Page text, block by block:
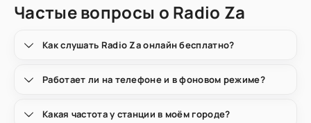
Частые вопросы о Radio Za
Как слушать Radio Za онлайн бесплатно?
Работает ли на телефоне и в фоновом режиме?
Какая частота у станции в моём городе?